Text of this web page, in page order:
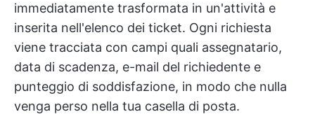
immediatamente trasformata in un'attività e
inserita nell'elenco dei ticket. Ogni richiesta
viene tracciata con campi quali assegnatario,
data di scadenza, e-mail del richiedente e
punteggio di soddisfazione, in modo che nulla
venga perso nella tua casella di posta.